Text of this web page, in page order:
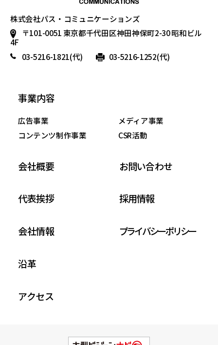
株式会社パス・コミュニケーションズ
〒101-0051 東京都千代田区神田神保町2-30 昭和ビル
4F
03-5216-1821(代) 03-5216-1252(代)
事業内容
広告事業
メディア事業
コンテンツ制作事業
CSR活動
会社概要
代表挨拶
会社情報
沿革
アクセス
お問い合わせ
採用情報
プライバシーポリシー